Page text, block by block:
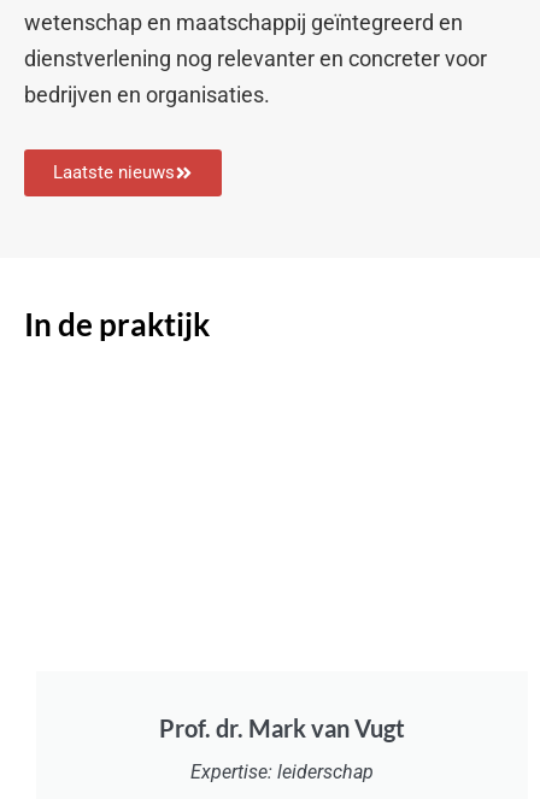
wetenschap en maatschappij geïntegreerd en
dienstverlening nog relevanter en concreter voor
bedrijven en organisaties.
Laatste nieuws
In de praktijk
Prof. dr. Mark van Vugt
Expertise: leiderschap